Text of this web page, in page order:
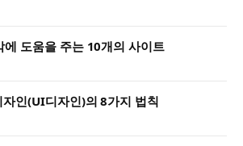
도움을 주는 10개의 사이트
인(UI디자인)의 8가지 법칙